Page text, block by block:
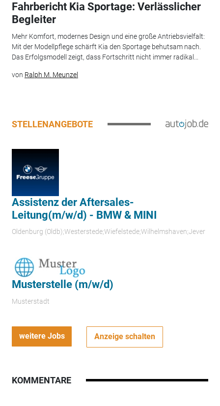
Fahrbericht Kia Sportage: Verlässlicher
Begleiter
Mehr Komfort, modernes Design und eine große Antriebsvielfalt:
Mit der Modellpflege schärft Kia den Sportage behutsam nach.
Das Erfolgsmodell zeigt, dass Fortschritt nicht immer radikal...
von Ralph M. Meunzel
STELLENANGEBOTE
Assistenz der Aftersales-
Leitung(m/w/d) - BMW & MINI
Oldenburg (Oldb);Westerstede;Wiefelstede;Wilhelmshaven;Jever
Musterstelle (m/w/d)
Musterstadt
weitere Jobs Anzeige schalten
KOMMENTARE